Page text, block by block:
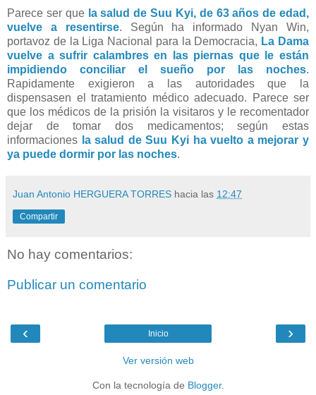
Parece ser que la salud de Suu Kyi, de 63 años de edad,
vuelve a resentirse. Según ha informado Nyan Win,
portavoz de la Liga Nacional para la Democracia, La Dama
vuelve a sufrir calambres en las piernas que le están
impidiendo conciliar el sueño por las noches.
Rapidamente exigieron a las autoridades que la
dispensasen el tratamiento médico adecuado. Parece ser
que los médicos de la prisión la visitaros y le recomentador
dejar de tomar dos medicamentos; según estas
informaciones la salud de Suu Kyi ha vuelto a mejorar y
ya puede dormir por las noches.
Juan Antonio HERGUERA TORRES hacia las 12:47
Compartir
No hay comentarios:
Publicar un comentario
‹ ›
Inicio
Ver versión web
Con la tecnología de Blogger.